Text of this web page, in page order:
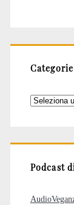
Categorie
Podcast